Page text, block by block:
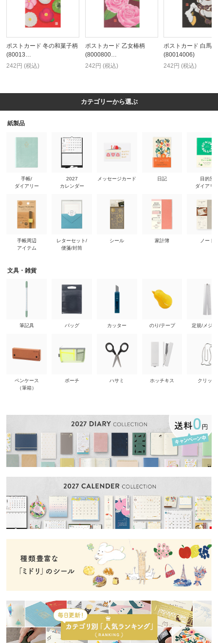
ポストカード 冬の和菓子柄
(80013…
242円 (税込)
ポストカード 乙女椿柄
(8000800…
242円 (税込)
ポストカード 白馬柄
(80014006)
242円 (税込)
カテゴリーから選ぶ
紙製品
手帳/
ダイアリー
手帳周辺
アイテム
2027
カレンダー
レターセット/
便箋/封筒
メッセージカード
シール
日記
家計簿
目的別
ダイアリ
ノート
文具・雑貨
筆記具
ペンケース
（筆箱）
バッグ
ポーチ
カッター
ハサミ
のり/テープ
ホッチキス
定規/メジ
クリップ